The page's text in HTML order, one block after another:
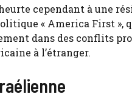
cependant à une
« America First »,
dans des conflits
à l’étranger.